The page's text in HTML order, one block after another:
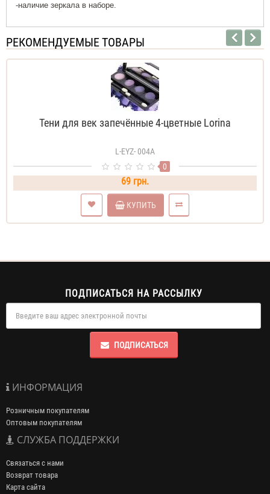
-наличие зеркала в наборе.
РЕКОМЕНДУЕМЫЕ ТОВАРЫ
Тени для век запечённые 4-цветные Lorina
L-EYZ- 004А
0
69 грн.
КУПИТЬ
ПОДПИСАТЬСЯ НА РАССЫЛКУ
ПОДПИСАТЬСЯ
ИНФОРМАЦИЯ
Розничным покупателям
Оптовым покупателям
СЛУЖБА ПОДДЕРЖКИ
Связаться с нами
Возврат товара
Карта сайта